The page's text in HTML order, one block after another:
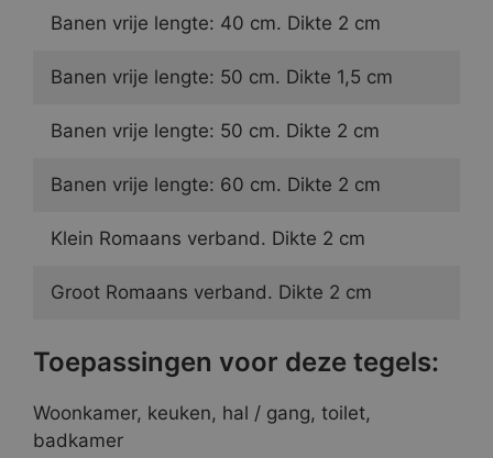
Banen vrije lengte: 40 cm. Dikte 2 cm
Banen vrije lengte: 50 cm. Dikte 1,5 cm
Banen vrije lengte: 50 cm. Dikte 2 cm
Banen vrije lengte: 60 cm. Dikte 2 cm
Klein Romaans verband. Dikte 2 cm
Groot Romaans verband. Dikte 2 cm
Toepassingen voor deze tegels:
Woonkamer, keuken, hal / gang, toilet,
badkamer